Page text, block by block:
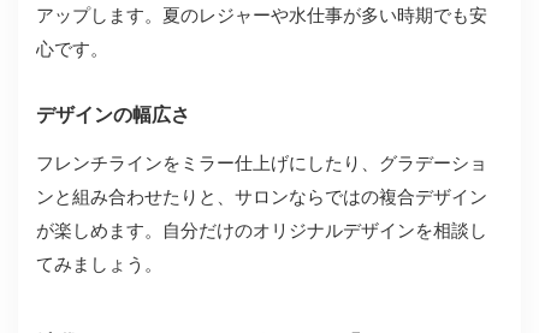
アップします。夏のレジャーや水仕事が多い時期でも安
心です。
デザインの幅広さ
フレンチラインをミラー仕上げにしたり、グラデーショ
ンと組み合わせたりと、サロンならではの複合デザイン
が楽しめます。自分だけのオリジナルデザインを相談し
てみましょう。